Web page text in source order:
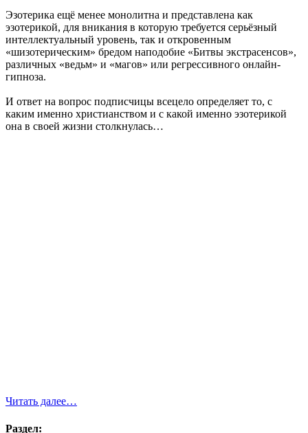
Эзотерика ещё менее монолитна и представлена как
эзотерикой, для вникания в которую требуется серьёзный
интеллектуальный уровень, так и откровенным
«шизотерическим» бредом наподобие «Битвы экстрасенсов»,
различных «ведьм» и «магов» или регрессивного онлайн-
гипноза.
И ответ на вопрос подписчицы всецело определяет то, с
каким именно христианством и с какой именно эзотерикой
она в своей жизни столкнулась…
Читать далее…
Раздел: